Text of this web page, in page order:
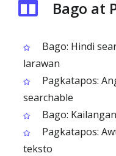
Bago at
Bago: Hindi
larawan
Pagkatapos:
searchable
Bago:
Pagkatapos:
teksto